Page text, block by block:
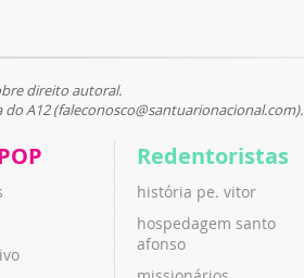
direito autoral.
A12 (faleconosco@santuarionacional.com).
Redentoristas
história pe. vitor
hospedagem santo
afonso